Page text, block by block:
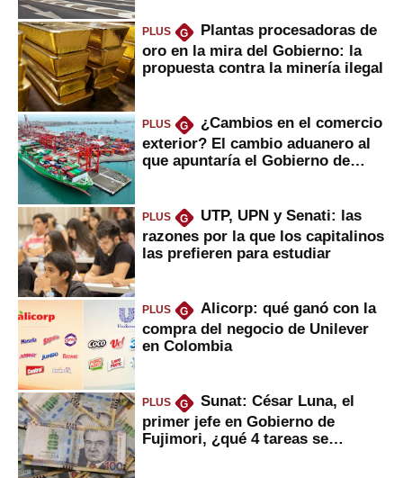
PLUS G
Plantas procesadoras de
oro en la mira del Gobierno: la
propuesta contra la minería ilegal
PLUS G
¿Cambios en el comercio
exterior? El cambio aduanero al
que apuntaría el Gobierno de
PLUS G
UTP, UPN y Senati: las
razones por la que los capitalinos
las prefieren para estudiar
PLUS G
Alicorp: qué ganó con la
compra del negocio de Unilever
en Colombia
PLUS G
Sunat: César Luna, el
primer jefe en Gobierno de
Fujimori, ¿qué 4 tareas se